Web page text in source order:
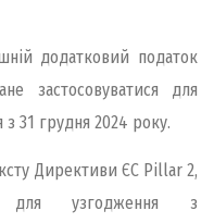
додатковий податок
застосовуватися для
31 грудня 2024 року.
Директиви ЄС Pillar 2,
для узгодження з